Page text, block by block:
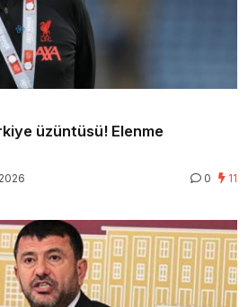
üzüntüsü! Elenme
0 11